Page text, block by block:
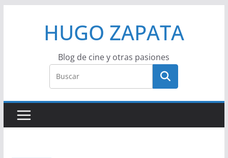
HUGO ZAPATA
Blog de cine y otras pasiones